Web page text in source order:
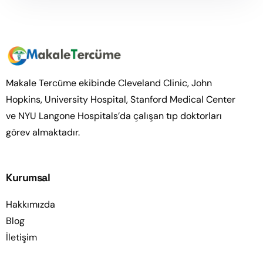
Makale Tercüme ekibinde Cleveland Clinic, John
Hopkins, University Hospital, Stanford Medical Center
ve NYU Langone Hospitals’da çalışan tıp doktorları
görev almaktadır.
Kurumsal
Hakkımızda
Blog
İletişim